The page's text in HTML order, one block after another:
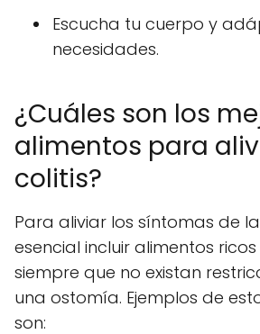
Escucha tu cuerpo y
necesidades.
¿Cuáles son los
alimentos para
colitis?
Para aliviar los síntomas de la
esencial incluir alimentos
siempre que no existan
una ostomía. Ejemplos de
son: